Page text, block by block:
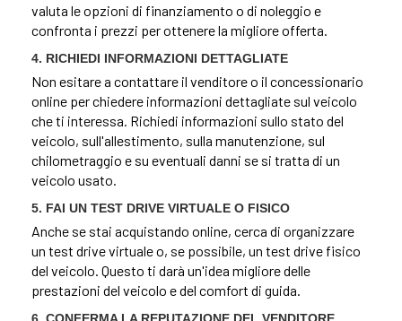
valuta le opzioni di finanziamento o di noleggio e
confronta i prezzi per ottenere la migliore offerta.
4. RICHIEDI INFORMAZIONI DETTAGLIATE
Non esitare a contattare il venditore o il concessionario
online per chiedere informazioni dettagliate sul veicolo
che ti interessa. Richiedi informazioni sullo stato del
veicolo, sull'allestimento, sulla manutenzione, sul
chilometraggio e su eventuali danni se si tratta di un
veicolo usato.
5. FAI UN TEST DRIVE VIRTUALE O FISICO
Anche se stai acquistando online, cerca di organizzare
un test drive virtuale o, se possibile, un test drive fisico
del veicolo. Questo ti darà un'idea migliore delle
prestazioni del veicolo e del comfort di guida.